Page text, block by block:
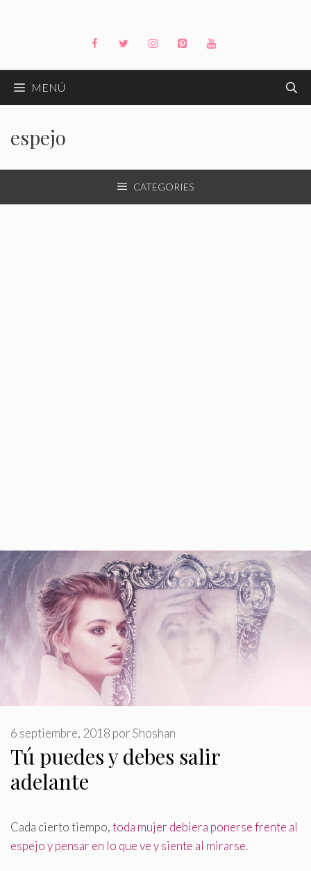
MENÚ
espejo
CATEGORIES
Tú puedes y debes salir
adelante
6 septiembre, 2018 porShoshan
Cada cierto tiempo,toda mujer debiera ponerse frente al
espejo y pensar en lo que ve y siente al mirarse.